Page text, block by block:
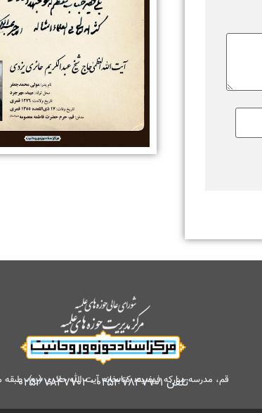
قم، مدرسه مبارکه فیضیه، کتابخانه آیت الله حائری (ره)، طبقه منفی۲
تلفن۰۲۵۳۷۸۴۷۷۰۱-۰۲۵۳۷۸۴۷۷۰۲